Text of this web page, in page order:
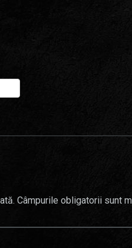
Câmpurile obligatorii sunt